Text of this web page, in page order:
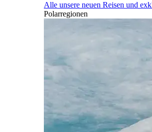
Alle unsere neuen Reisen und
Polarregionen